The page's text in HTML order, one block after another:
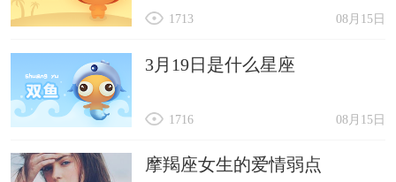
08月15日
1713
3月19日是什么星座
08月15日
1716
摩羯座女生的爱情弱点